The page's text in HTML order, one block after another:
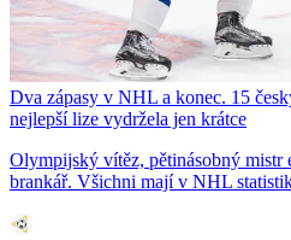
Dva zápasy v NHL a konec. 15
nejlepší lize vydržela jen krátce
Olympijský vítěz, pětinásobný mistr
brankář. Všichni mají v NHL